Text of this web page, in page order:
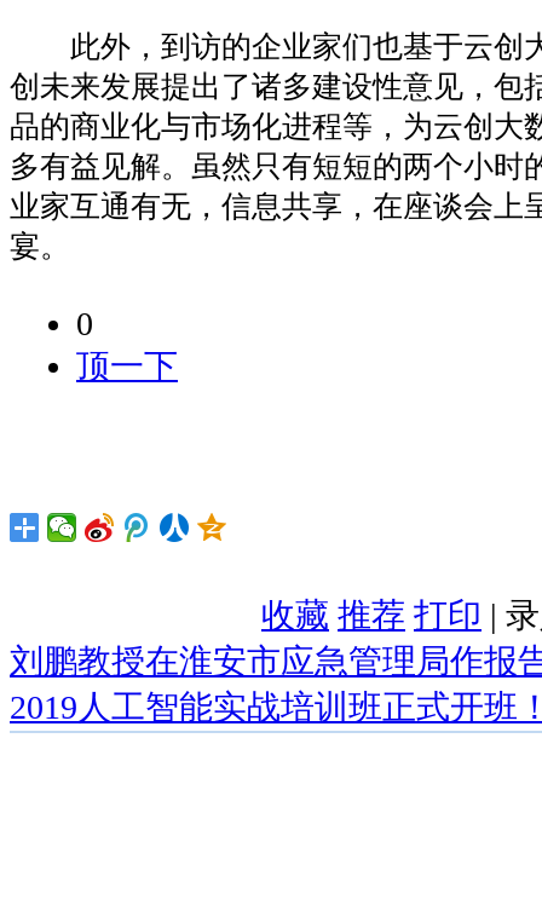
此外，到访的企业家们也基于云创
创未来发展提出了诸多建设性意见，包
品的商业化与市场化进程等，为云创大
多有益见解。虽然只有短短的两个小时
业家互通有无，信息共享，在座谈会上
宴。
0
顶一下
收藏 推荐 打印 |
刘鹏教授在淮安市应急管理局作报
2019人工智能实战培训班正式开班